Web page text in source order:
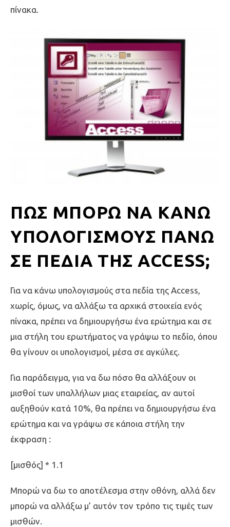
πίνακα.
ΠΏΣ ΜΠΟΡΏ ΝΑ ΚΆΝΩ
ΥΠΟΛΟΓΙΣΜΟΎΣ ΠΆΝΩ
ΣΕ ΠΕΔΊΑ ΤΗΣ ACCESS;
Για να κάνω υπολογισμούς στα πεδία της Access,
χωρίς, όμως, να αλλάξω τα αρχικά στοιχεία ενός
πίνακα, πρέπει να δημιουργήσω ένα ερώτημα και σε
μια στήλη του ερωτήματος να γράψω το πεδίο, όπου
θα γίνουν οι υπολογισμοί, μέσα σε αγκύλες.
Για παράδειγμα, για να δω πόσο θα αλλάξουν οι
μισθοί των υπαλλήλων μιας εταιρείας, αν αυτοί
αυξηθούν κατά 10%, θα πρέπει να δημιουργήσω ένα
ερώτημα και να γράψω σε κάποια στήλη την
έκφραση :
[μισθός] * 1.1
Μπορώ να δω το αποτέλεσμα στην οθόνη, αλλά δεν
μπορώ να αλλάξω μ’ αυτόν τον τρόπο τις τιμές των
μισθών.